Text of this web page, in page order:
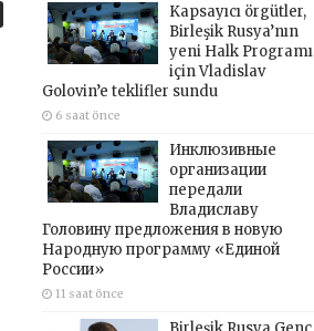
Kapsayıcı örgütler,
Birleşik Rusya’nın
yeni Halk Programı
için Vladislav
Golovin’e teklifler sundu
6 saat önce
Инклюзивные
организации
передали
Владиславу
Головину предложения в новую
Народную программу «Единой
России»
11 saat önce